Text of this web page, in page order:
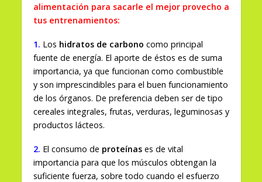
alimentación para sacarle el mejor provecho a
tus entrenamientos:
1. Los hidratos de carbono como principal
fuente de energía. El aporte de éstos es de suma
importancia, ya que funcionan como combustible
y son imprescindibles para el buen funcionamiento
de los órganos. De preferencia deben ser de tipo
cereales integrales, frutas, verduras, leguminosas y
productos lácteos.
2. El consumo de proteínases de vital
importancia para que los músculos obtengan la
suficiente fuerza, sobre todo cuando el esfuerzo